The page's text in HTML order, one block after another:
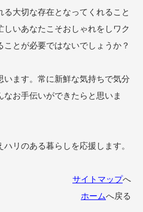
大切な存在となってくれること
いあなたこそおしゃれをしワク
とが必要ではないでしょうか？
います。常に新鮮な気持ちで気分
お手伝いができたらと思いま
リのある暮らしを応援します。
サイトマップへ
ホームへ戻る